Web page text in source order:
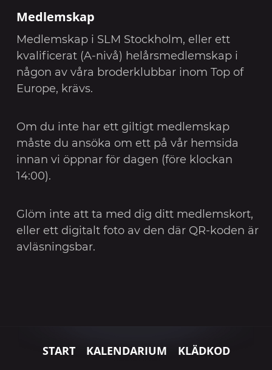
Medlemskap
Medlemskap i SLM Stockholm, eller ett
kvalificerat (A-nivå) helårsmedlemskap i
någon av våra broderklubbar inom Top of
Europe, krävs.
Om du inte har ett giltigt medlemskap
måste du ansöka om ett på vår hemsida
innan vi öppnar för dagen (före klockan
14:00).
Glöm inte att ta med dig ditt medlemskort,
eller ett digitalt foto av den där QR-koden är
avläsningsbar.
START KALENDARIUM KLÄDKOD